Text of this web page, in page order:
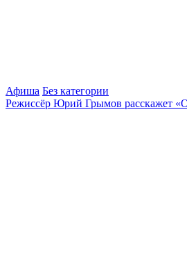
Афиша Без категории
Режиссёр Юрий Грымов расскажет «О